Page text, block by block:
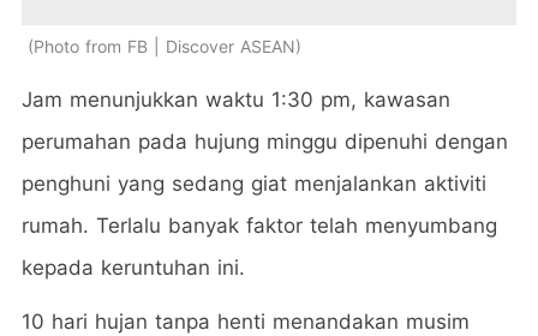
Photo from FB | Discover ASEAN
Jam menunjukkan waktu 1:30 pm, kawasan
perumahan pada hujung minggu dipenuhi dengan
penghuni yang sedang giat menjalankan aktiviti
rumah. Terlalu banyak faktor telah menyumbang
kepada keruntuhan ini.
10 hari hujan tanpa henti menandakan musim